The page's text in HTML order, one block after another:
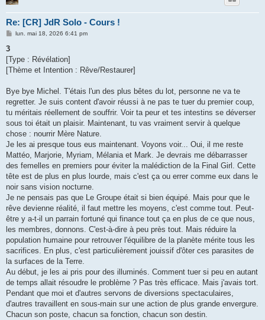
Re: [CR] JdR Solo - Cours !
M
a
g
lun. mai 18, 2026 6:41 pm
3
[Type : Révélation]
[Thème et Intention : Rêve/Restaurer]
Bye bye Michel. T'étais l'un des plus bêtes du lot, personne ne va te
regretter. Je suis content d'avoir réussi à ne pas te tuer du premier coup,
tu méritais réellement de souffrir. Voir ta peur et tes intestins se déverser
sous toi était un plaisir. Maintenant, tu vas vraiment servir à quelque
chose : nourrir Mère Nature.
Je les ai presque tous eus maintenant. Voyons voir... Oui, il me reste
Mattéo, Marjorie, Myriam, Mélania et Mark. Je devrais me débarrasser
des femelles en premiers pour éviter la malédiction de la Final Girl. Cette
tête est de plus en plus lourde, mais c'est ça ou errer comme eux dans le
noir sans vision nocturne.
Je ne pensais pas que Le Groupe était si bien équipé. Mais pour que le
rêve devienne réalité, il faut mettre les moyens, c'est comme tout. Peut-
être y a-t-il un parrain fortuné qui finance tout ça en plus de ce que nous,
les membres, donnons. C'est-à-dire à peu près tout. Mais réduire la
population humaine pour retrouver l'équilibre de la planète mérite tous les
sacrifices. En plus, c'est particulièrement jouissif d'ôter ces parasites de
la surfaces de la Terre.
Au début, je les ai pris pour des illuminés. Comment tuer si peu en autant
de temps allait résoudre le problème ? Pas très efficace. Mais j'avais tort.
Pendant que moi et d'autres servons de diversions spectaculaires,
d'autres travaillent en sous-main sur une action de plus grande envergure.
Chacun son poste, chacun sa fonction, chacun son destin.